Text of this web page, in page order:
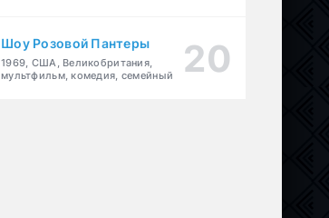
Шоу Розовой Пантеры
1969, США, Великобритания,
мультфильм, комедия, семейный